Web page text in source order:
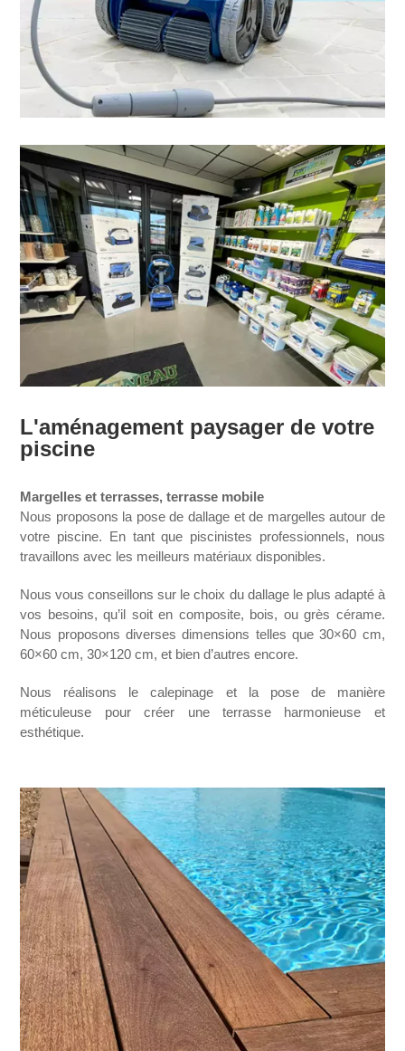
L'aménagement paysager de votre
piscine
Margelles et terrasses, terrasse mobile
Nous proposons la pose de dallage et de margelles autour de
votre piscine. En tant que piscinistes professionnels, nous
travaillons avec les meilleurs matériaux disponibles.
Nous vous conseillons sur le choix du dallage le plus adapté à
vos besoins, qu’il soit en composite, bois, ou grès cérame.
Nous proposons diverses dimensions telles que 30×60 cm,
60×60 cm, 30×120 cm, et bien d’autres encore.
Nous réalisons le calepinage et la pose de manière
méticuleuse pour créer une terrasse harmonieuse et
esthétique.